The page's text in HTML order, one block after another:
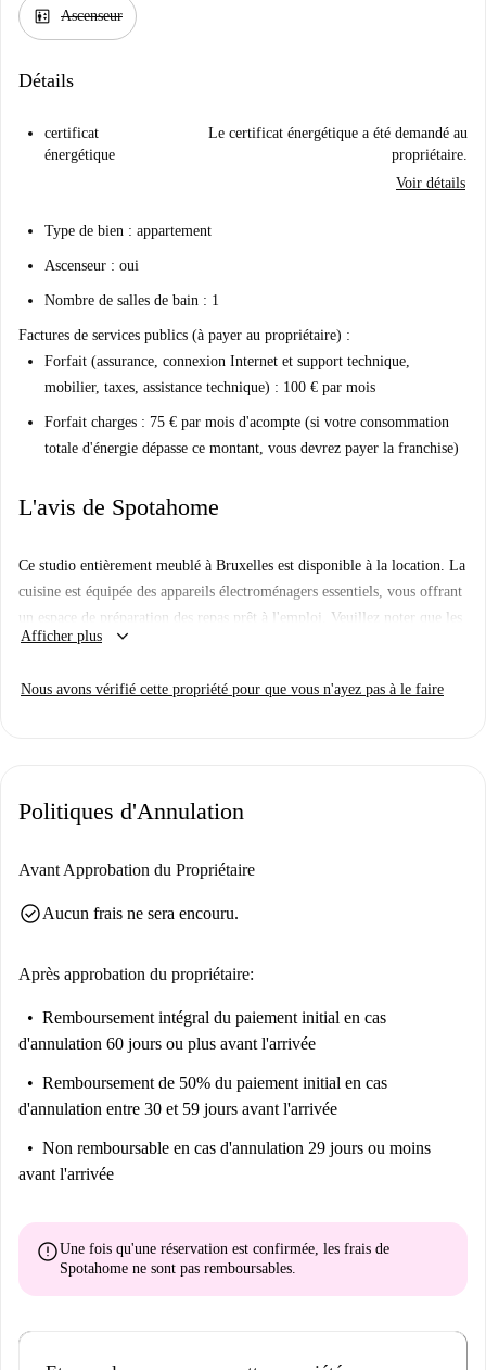
elevator Ascenseur
Détails
certificat
énergétique
Le certificat énergétique a été demandé au
propriétaire.
Voir détails
Type de bien : appartement
Ascenseur : oui
Nombre de salles de bain : 1
Factures de services publics (à payer au propriétaire) :
Forfait (assurance, connexion Internet et support technique,
mobilier, taxes, assistance technique) : 100 € par mois
Forfait charges : 75 € par mois d'acompte (si votre consommation
totale d'énergie dépasse ce montant, vous devrez payer la franchise)
L'avis de Spotahome
Ce studio entièrement meublé à Bruxelles est disponible à la location. La
cuisine est équipée des appareils électroménagers essentiels, vous offrant
un espace de préparation des repas prêt à l'emploi. Veuillez noter que les
factures d'électricité, d'eau, de gaz et de Wi-Fi sont à régler directement
a été personnellement inspecté par Spotahome afin de garantir son état et
Campus Koningsstraat, ainsi que des restaurants locaux tels que Den
établissements d'enseignement, aux restaurants et aux autres commodités
dans votre nouveau logement.
Afficher plus keyboard_arrow_down
Nous avons vérifié cette propriété pour que vous n'ayez pas à le faire
Politiques d'Annulation
Avant Approbation du Propriétaire
check_circleAucun frais ne sera encouru.
Après approbation du propriétaire:
Remboursement intégral du paiement initial en cas
d'annulation 60 jours ou plus avant l'arrivée
Remboursement de 50% du paiement initial en cas
d'annulation entre 30 et 59 jours avant l'arrivée
Non remboursable en cas d'annulation 29 jours ou moins
avant l'arrivée
errorUne fois qu'une réservation est confirmée, les frais de
Spotahome ne sont pas remboursables.